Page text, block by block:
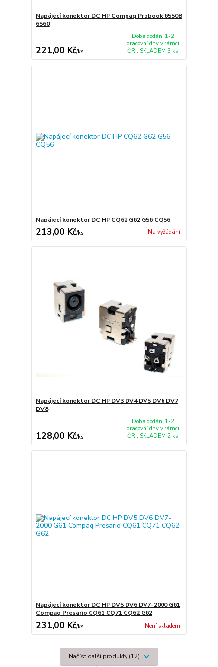
Napájecí konektor DC HP Compaq Probook 6550B
6560
221,00 Kč/ks
Doba dodání 1-2
pracovní dny v rámci
ČR , SKLADEM 3 ks
Napájecí konektor DC HP CQ62 G62 G56 CQ56
213,00 Kč/ks Na vyžádání
Napájecí konektor DC HP DV3 DV4 DV5 DV6 DV7
DV8
128,00 Kč/ks
Doba dodání 1-2
pracovní dny v rámci
ČR , SKLADEM 2 ks
Napájecí konektor DC HP DV5 DV6 DV7-2000 G61
Compaq Presario CQ61 CQ71 CQ62 G62
231,00 Kč/ks Není skladem
Načíst další produkty (12)